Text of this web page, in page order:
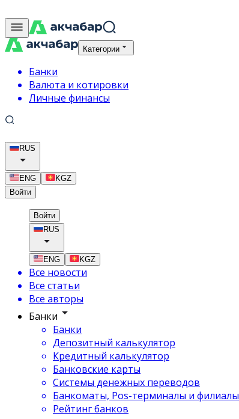
Категории
Банки
Валюта и котировки
Личные финансы
RUS
ENG
KGZ
Войти
Войти
RUS
ENG KGZ
Все новости
Все статьи
Все авторы
Банки
Банки
Депозитный калькулятор
Кредитный калькулятор
Банковские карты
Системы денежных переводов
Банкоматы, Pos-терминалы и филиалы
Рейтинг банков